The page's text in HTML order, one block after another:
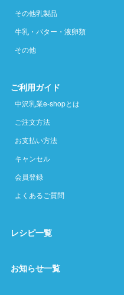
その他乳製品
牛乳・バター・液卵類
その他
ご利用ガイド
中沢乳業e-shopとは
ご注文方法
お支払い方法
キャンセル
会員登録
よくあるご質問
レシピ一覧
お知らせ一覧